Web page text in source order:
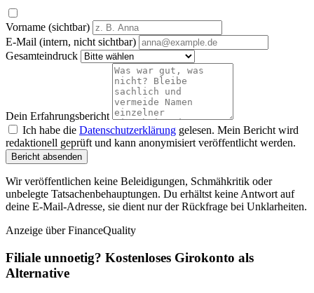
Vorname (sichtbar)
E-Mail (intern, nicht sichtbar)
Gesamteindruck
Dein Erfahrungsbericht
Ich habe die Datenschutzerklärung gelesen. Mein Bericht wird
redaktionell geprüft und kann anonymisiert veröffentlicht werden.
Bericht absenden
Wir veröffentlichen keine Beleidigungen, Schmähkritik oder
unbelegte Tatsachenbehauptungen. Du erhältst keine Antwort auf
deine E-Mail-Adresse, sie dient nur der Rückfrage bei Unklarheiten.
Anzeige über FinanceQuality
Filiale unnoetig? Kostenloses Girokonto als
Alternative